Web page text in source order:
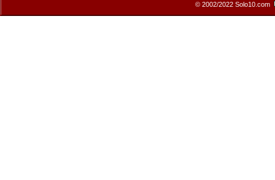
© 2002/2022 Solo10.com